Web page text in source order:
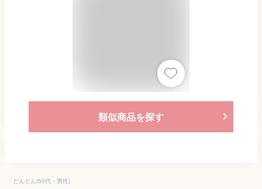
類似商品を探す
どんどん(50代・男性)